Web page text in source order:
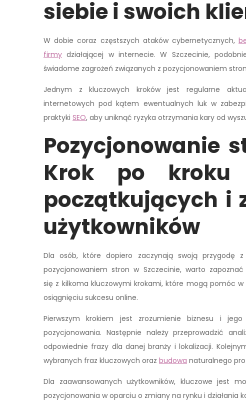
siebie i swoich
W dobie coraz częstszych ataków cybernetycznych,
firmy działającej w internecie. W Szczecinie,
świadome zagrożeń związanych z pozycjonowaniem
Jednym z kluczowych kroków jest regularne
internetowych pod kątem ewentualnych luk w
praktyki SEO, aby uniknąć ryzyka otrzymania kary od
Pozycjonowanie
Krok po kroku
początkujących i
użytkowników
Dla osób, które dopiero zaczynają swoją przygodę z
pozycjonowaniem stron w Szczecinie, warto zapoznać
się z kilkoma kluczowymi krokami, które mogą pomóc w
osiągnięciu sukcesu online.
Pierwszym krokiem jest zrozumienie biznesu i
pozycjonowania. Następnie należy przeprowadzić
odpowiednie frazy dla danej branży i lokalizacji.
wybranych fraz kluczowych oraz budowa naturalnego
Dla zaawansowanych użytkowników, kluczowe jest
pozycjonowania w oparciu o zmiany na rynku i działania